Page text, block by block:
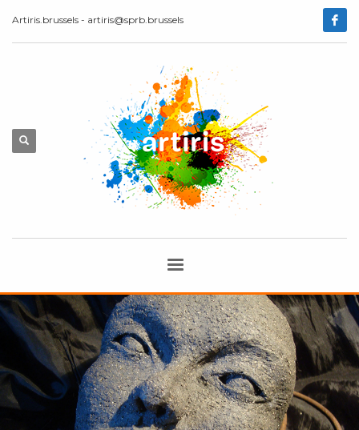
Artiris.brussels - artiris@sprb.brussels